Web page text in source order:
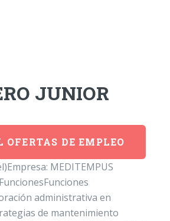
JUNIOR
OFERTAS DE EMPLEO
MEDITEMPUS
administrativa en
de mantenimiento